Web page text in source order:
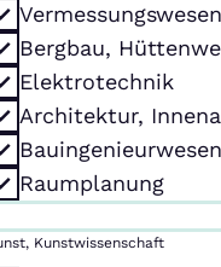
Vermessungswesen
Bergbau,
Elektrotechnik
Architektur,
Bauingenieurwesen
Raumplanung
Kunstwissenschaft